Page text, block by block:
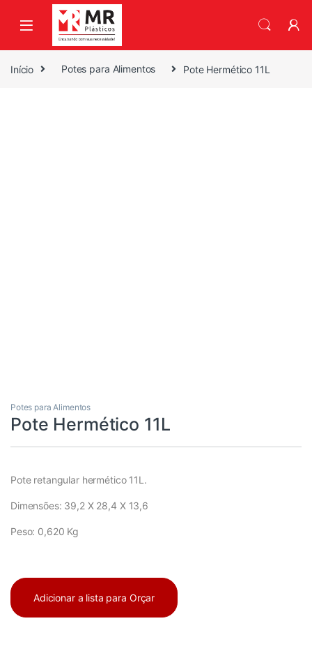
Skip to navigation
Skip to content
Início Potes para Alimentos Pote Hermético 11L
Potes para Alimentos
Pote Hermético 11L
Pote retangular hermético 11L.
Dimensões: 39,2 X 28,4 X 13,6
Peso: 0,620 Kg
Adicionar a lista para Orçar